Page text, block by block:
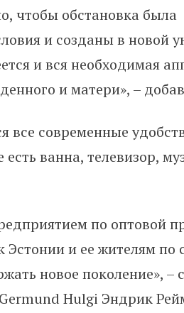
чтобы обстановка была
и созданы в новой
и вся необходимая
и матери», –
все современные
ванна, телевизор,
по оптовой
и ее жителям по
новое поколение», –
Hulgi Эндрик